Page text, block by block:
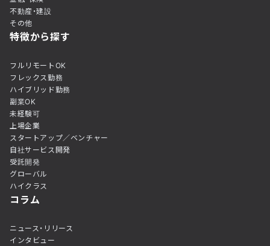
不動産・建設
その他
特徴から探す
フルリモートOK
フレックス勤務
ハイブリッド勤務
副業OK
未経験可
上場企業
スタートアップ／ベンチャー
自社サービス開発
受託開発
グローバル
ハイクラス
コラム
ニュース・リリース
インタビュー